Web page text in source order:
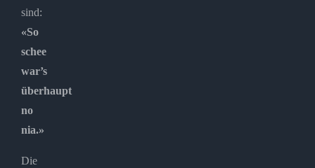
sind:
«So
schee
war’s
überhaupt
no
nia.»
Die